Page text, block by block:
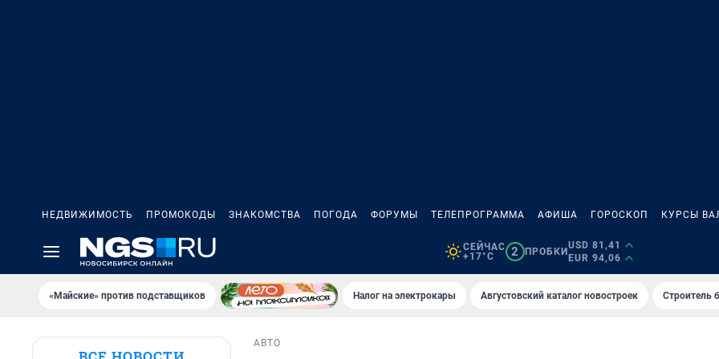
НЕДВИЖИМОСТЬ ПРОМОКОДЫ ЗНАКОМСТВА ПОГОДА ФОРУМЫ ТЕЛЕПРОГРАММА АФИША ГОРОСКОП КУРСЫ
СЕЙЧАС
+17°C
2 ПРОБКИ
USD 81,41
EUR 94,06
«Майские» против подставщиков Налог на электрокары Августовский каталог новостроек Строитель
АВТО